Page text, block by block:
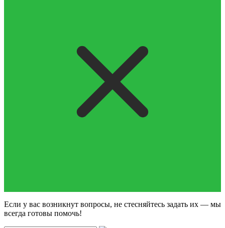
Если у вас возникнут вопросы, не стесняйтесь задать их — мы
всегда готовы помочь!